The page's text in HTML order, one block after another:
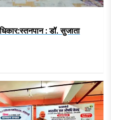
: डॉ. सुजाता